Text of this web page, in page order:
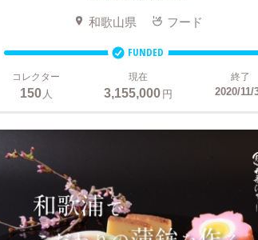
和歌山県 フード
FUNDED
コレクター
150人
現在
3,155,000円
終了
2020/11/